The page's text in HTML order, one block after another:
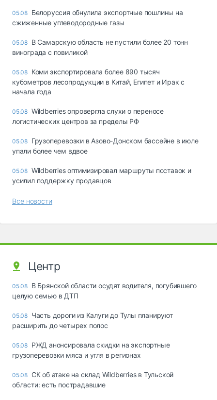
05.08 Белоруссия обнулила экспортные пошлины на
сжиженные углеводородные газы
05.08 В Самарскую область не пустили более 20 тонн
винограда с повиликой
05.08 Коми экспортировала более 890 тысяч
кубометров лесопродукции в Китай, Египет и Ирак с
начала года
05.08 Wildberries опровергла слухи о переносе
логистических центров за пределы РФ
05.08 Грузоперевозки в Азово-Донском бассейне в июле
упали более чем вдвое
05.08 Wildberries оптимизировал маршруты поставок и
усилил поддержку продавцов
Все новости
Центр
05.08 В Брянской области осудят водителя, погубившего
целую семью в ДТП
05.08 Часть дороги из Калуги до Тулы планируют
расширить до четырех полос
05.08 РЖД анонсировала скидки на экспортные
грузоперевозки мяса и угля в регионах
05.08 СК об атаке на склад Wildberries в Тульской
области: есть пострадавшие